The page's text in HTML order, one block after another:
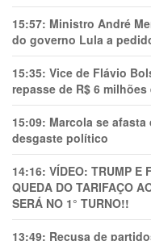
15:57: Ministro André
do governo Lula a
15:35: Vice de Flávio
repasse de R$ 6
15:09: Marcola se
desgaste político
14:16: VÍDEO: TRUMP E
QUEDA DO TARIFAÇO
SERÁ NO 1° TURNO!!
13:49: Recusa de